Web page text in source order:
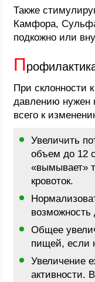
Также
Камфора,
подкожно или
П
При склонности
давлению нужен
всего к
Увеличить
объем до 12
«вымывает»
кровоток.
возможность
Общее
пищей, если
Увеличение
активности.